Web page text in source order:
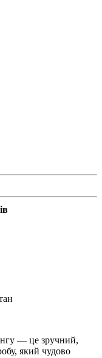
— це зручний,
який чудово